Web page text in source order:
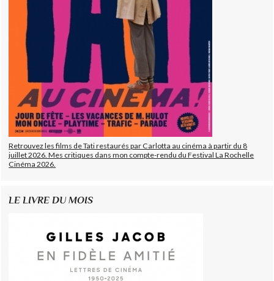
Retrouvez les films de Tati restaurés par Carlotta au cinéma à partir du 8
juillet 2026. Mes critiques dans mon compte-rendu du Festival La Rochelle
Cinéma 2026.
LE LIVRE DU MOIS